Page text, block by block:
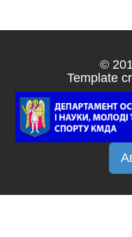
©
Template